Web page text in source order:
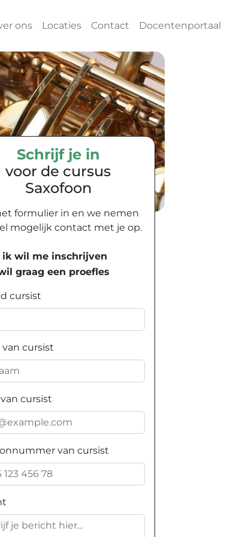
ons Locaties Contact Docentenportaal
Schrijf je in
voor de cursus
Saxofoon
formulier in en we nemen
mogelijk contact met je op.
ik wil me inschrijven
graag een proefles
cursist
van cursist
cursist
van cursist